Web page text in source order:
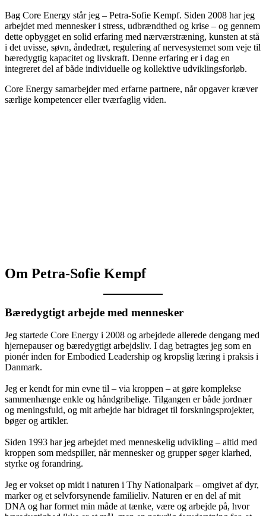
Bag Core Energy står jeg – Petra-Sofie Kempf. Siden 2008 har jeg
arbejdet med mennesker i stress, udbrændthed og krise – og gennem
dette opbygget en solid erfaring med nærværstræning, kunsten at stå
i det uvisse, søvn, åndedræt, regulering af nervesystemet som veje til
bæredygtig kapacitet og livskraft. Denne erfaring er i dag en
integreret del af både individuelle og kollektive udviklingsforløb.
Core Energy samarbejder med erfarne partnere, når opgaver kræver
særlige kompetencer eller tværfaglig viden.
Om Petra-Sofie Kempf
Bæredygtigt arbejde med mennesker
Jeg startede Core Energy i 2008 og arbejdede allerede dengang med
hjernepauser og bæredygtigt arbejdsliv. I dag betragtes jeg som en
pionér inden for Embodied Leadership og kropslig læring i praksis i
Danmark.
Jeg er kendt for min evne til – via kroppen – at gøre komplekse
sammenhænge enkle og håndgribelige. Tilgangen er både jordnær
og meningsfuld, og mit arbejde har bidraget til forskningsprojekter,
bøger og artikler.
Siden 1993 har jeg arbejdet med menneskelig udvikling – altid med
kroppen som medspiller, når mennesker og grupper søger klarhed,
styrke og forandring.
Jeg er vokset op midt i naturen i Thy Nationalpark – omgivet af dyr,
marker og et selvforsynende familieliv. Naturen er en del af mit
DNA og har formet min måde at tænke, være og arbejde på, hvor